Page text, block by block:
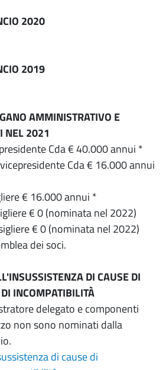
2020
2019
AMMINISTRATIVO E
NEL 2021
Cda € 40.000 annui *
Cda € 16.000 annui
€ 16.000 annui *
€ 0 (nominata nel 2022)
€ 0 (nominata nel 2022)
dei soci.
DI CAUSE DI
INCOMPATIBILITÀ
delegato e componenti
non sono nominati dalla
di cause di